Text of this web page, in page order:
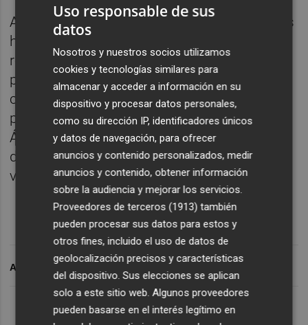
Aunque tiene contrato con la UD Las Palmas
hasta 2026, Viera pactó con el club a su
regreso de la Liga china que tendría libertad
para marcharse, por lo que la entidad no
cobraría cantidad alguna, como reveló el
pasado 10 de octubre el presidente, Miguel
Ángel Ramírez, quien confesó además sus
dudas sobre la posibilidad de que el jugador
volviese a vestir de amarillo.
ARCHIVADO EN
Uso responsable de sus
datos
Nosotros y nuestros socios utilizamos
cookies y tecnologías similares para
almacenar y acceder a información en su
dispositivo y procesar datos personales,
como su dirección IP, identificadores únicos
y datos de navegación, para ofrecer
anuncios y contenido personalizados, medir
anuncios y contenido, obtener información
sobre la audiencia y mejorar los servicios.
Proveedores de terceros (1913) también
pueden procesar sus datos para estos y
otros fines, incluido el uso de datos de
geolocalización precisos y características
del dispositivo. Sus elecciones se aplican
solo a este sitio web. Algunos proveedores
pueden basarse en el interés legítimo en